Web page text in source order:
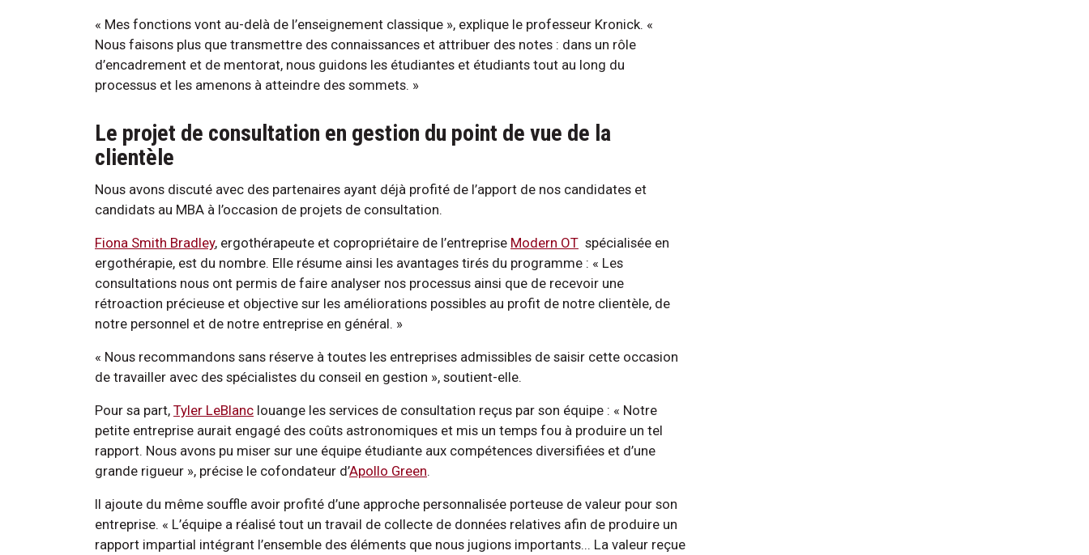
« Mes fonctions vont au-delà de l’enseignement classique », explique le professeur Kronick. «
Nous faisons plus que transmettre des connaissances et attribuer des notes : dans un rôle
d’encadrement et de mentorat, nous guidons les étudiantes et étudiants tout au long du
processus et les amenons à atteindre des sommets. »
Le projet de consultation en gestion du point de vue de la
clientèle
Nous avons discuté avec des partenaires ayant déjà profité de l’apport de nos candidates et
candidats au MBA à l’occasion de projets de consultation.
Fiona Smith Bradley, ergothérapeute et copropriétaire de l’entreprise Modern OT spécialisée en
ergothérapie, est du nombre. Elle résume ainsi les avantages tirés du programme : « Les
consultations nous ont permis de faire analyser nos processus ainsi que de recevoir une
rétroaction précieuse et objective sur les améliorations possibles au profit de notre clientèle, de
notre personnel et de notre entreprise en général. »
« Nous recommandons sans réserve à toutes les entreprises admissibles de saisir cette occasion
de travailler avec des spécialistes du conseil en gestion », soutient-elle.
Pour sa part, Tyler LeBlanc louange les services de consultation reçus par son équipe : « Notre
petite entreprise aurait engagé des coûts astronomiques et mis un temps fou à produire un tel
rapport. Nous avons pu miser sur une équipe étudiante aux compétences diversifiées et d’une
grande rigueur », précise le cofondateur d’Apollo Green.
Il ajoute du même souffle avoir profité d’une approche personnalisée porteuse de valeur pour son
entreprise. « L’équipe a réalisé tout un travail de collecte de données relatives afin de produire un
rapport impartial intégrant l’ensemble des éléments que nous jugions importants... La valeur reçue